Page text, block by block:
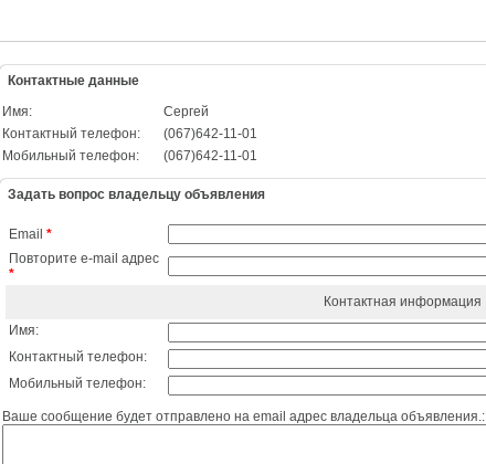
Контактные данные
Имя:
Сергей
Контактный телефон:
(067)642-11-01
Мобильный телефон:
(067)642-11-01
Задать вопрос владельцу объявления
Email *
Повторите e-mail адрес
*
Контактная информация
Имя:
Контактный телефон:
Мобильный телефон:
Ваше сообщение будет отправлено на email адрес владельца объявления.: